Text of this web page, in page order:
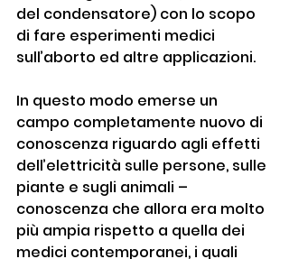
del condensatore) con lo scopo
di fare esperimenti medici
sull’aborto ed altre applicazioni.
In questo modo emerse un
campo completamente nuovo di
conoscenza riguardo agli effetti
dell’elettricità sulle persone, sulle
piante e sugli animali –
conoscenza che allora era molto
più ampia rispetto a quella dei
medici contemporanei, i quali